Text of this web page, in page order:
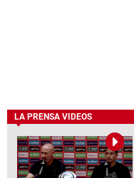
LA PRENSA VIDEOS